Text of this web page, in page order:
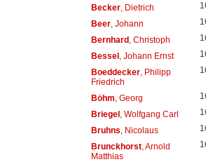
Becker, Dietrich
Beer, Johann
Bernhard, Christoph
Bessel, Johann Ernst
Boeddecker, Philipp
Friedrich
Böhm , Georg
Briegel, Wolfgang Carl
Bruhns , Nicolaus
Brunckhorst, Arnold
Matthias